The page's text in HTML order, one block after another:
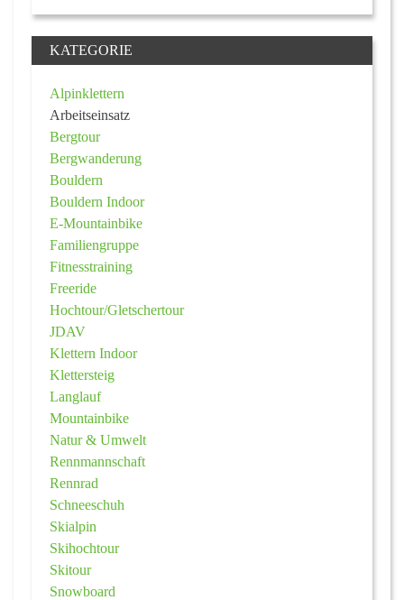
KATEGORIE
Alpinklettern
Arbeitseinsatz
Bergtour
Bergwanderung
Bouldern
Bouldern Indoor
E-Mountainbike
Familiengruppe
Fitnesstraining
Freeride
Hochtour/Gletschertour
JDAV
Klettern Indoor
Klettersteig
Langlauf
Mountainbike
Natur & Umwelt
Rennmannschaft
Rennrad
Schneeschuh
Skialpin
Skihochtour
Skitour
Snowboard